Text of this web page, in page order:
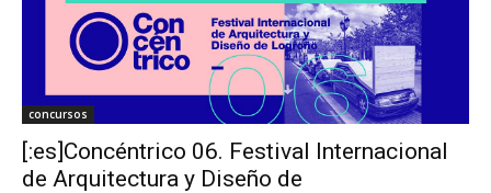
concursos
[:es]Concéntrico 06. Festival Internacional
de Arquitectura y Diseño de